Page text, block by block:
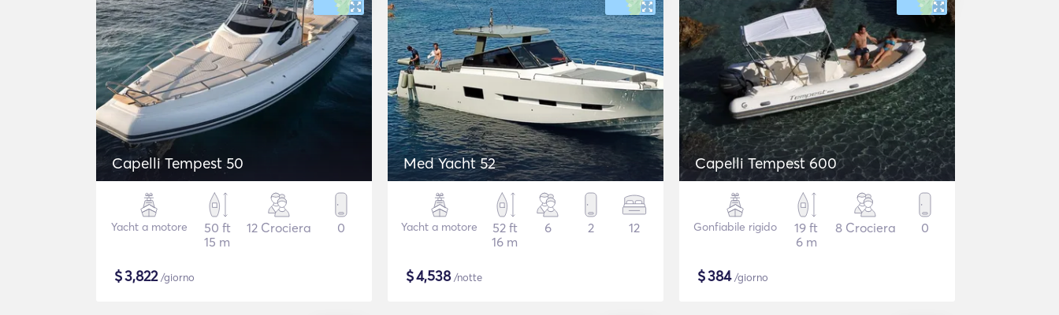
Capelli Tempest 50
Yacht a motore
50 ft
15 m
12 Crociera 0
$3,822/giorno
Med Yacht 52
Yacht a motore
52 ft
16 m
6 2 12
$4,538/notte
Capelli Tempest 600
Gonfiabile rigido
19 ft
6 m
8 Crociera 0
$384/giorno